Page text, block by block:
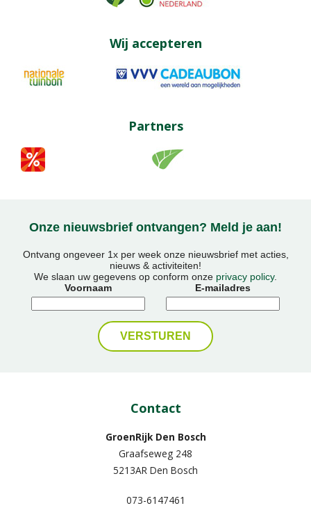
Wij accepteren
Partners
Onze nieuwsbrief ontvangen? Meld je aan!
Ontvang ongeveer 1x per week onze nieuwsbrief met acties,
nieuws & activiteiten!
We slaan uw gegevens op conform onze privacy policy.
Voornaam
E-mailadres
Contact
GroenRijk Den Bosch
Graafseweg 248
5213AR Den Bosch
073-6147461